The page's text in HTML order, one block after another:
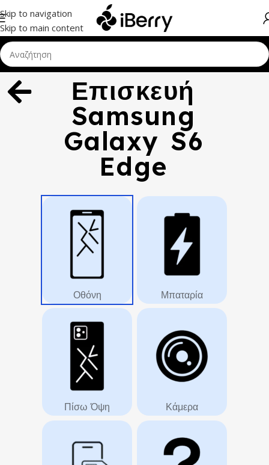
Skip to navigation
Skip to main content
Επισκευή
Samsung
Galaxy S6
Edge
Οθόνη Μπαταρία
Πίσω Όψη Κάμερα